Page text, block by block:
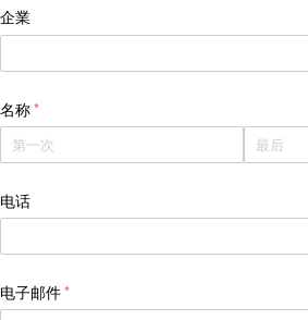
企業
名称*
(是必需的)
电话
电子邮件*
(是必需的)